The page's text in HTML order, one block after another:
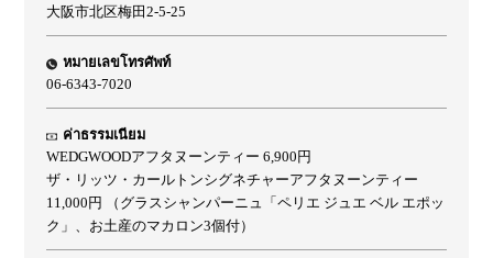
大阪市北区梅田2-5-25
หมายเลขโทรศัพท์
06-6343-7020
ค่าธรรมเนียม
WEDGWOODアフタヌーンティー 6,900円
ザ・リッツ・カールトンシグネチャーアフタヌーンティー
11,000円 （グラスシャンパーニュ「ペリエ ジュエ ベル エポッ
ク」、お土産のマカロン3個付）